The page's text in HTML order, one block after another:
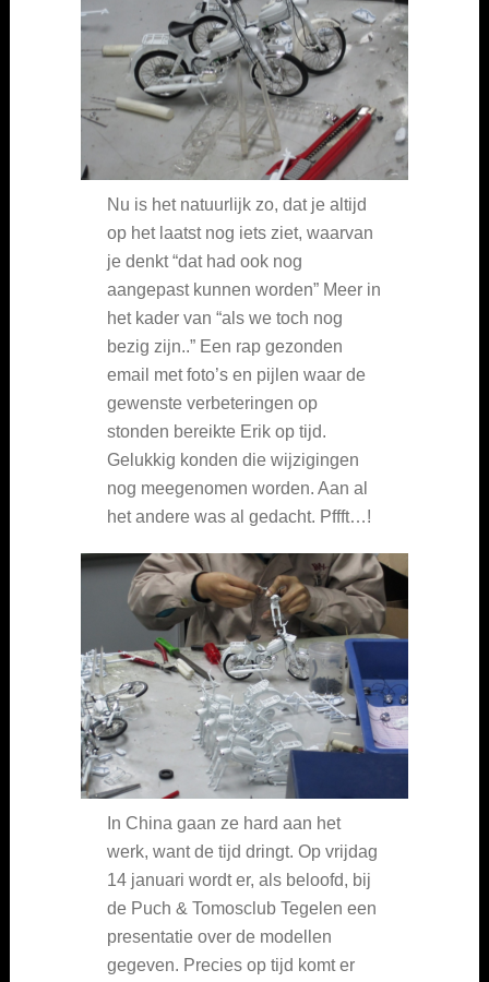
Nu is het natuurlijk zo, dat je altijd
op het laatst nog iets ziet, waarvan
je denkt “dat had ook nog
aangepast kunnen worden” Meer in
het kader van “als we toch nog
bezig zijn..” Een rap gezonden
email met foto’s en pijlen waar de
gewenste verbeteringen op
stonden bereikte Erik op tijd.
Gelukkig konden die wijzigingen
nog meegenomen worden. Aan al
het andere was al gedacht. Pffft…!
In China gaan ze hard aan het
werk, want de tijd dringt. Op vrijdag
14 januari wordt er, als beloofd, bij
de Puch & Tomosclub Tegelen een
presentatie over de modellen
gegeven. Precies op tijd komt er